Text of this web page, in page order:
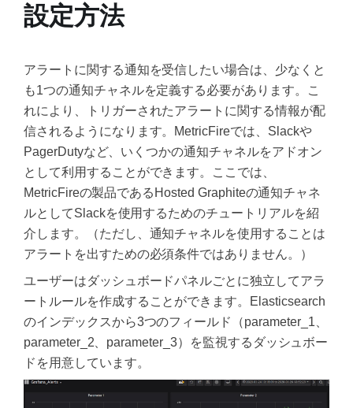
設定方法
アラートに関する通知を受信したい場合は、少なくと
も1つの通知チャネルを定義する必要があります。こ
れにより、トリガーされたアラートに関する情報が配
信されるようになります。MetricFireでは、Slackや
PagerDutyなど、いくつかの通知チャネルをアドオン
として利用することができます。ここでは、
MetricFireの製品であるHosted Graphiteの通知チャネ
ルとしてSlackを使用するためのチュートリアルを紹
介します。（ただし、通知チャネルを使用することは
アラートを出すための必須条件ではありません。）
ユーザーはダッシュボードパネルごとに独立してアラ
ートルールを作成することができます。Elasticsearch
のインデックスから3つのフィールド（parameter_1、
parameter_2、parameter_3）を監視するダッシュボー
ドを用意しています。